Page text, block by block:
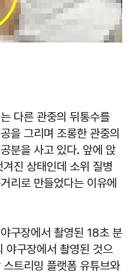
다른 관중의 뒤통수를
을 그리며 조롱한 관중의
분을 사고 있다. 앞에 앉
진 상태인데 소위 질병
리로 만들었다는 이유에
구장에서 촬영된 18초 분
야구장에서 촬영된 것으
트리밍 플랫폼 유튜브와